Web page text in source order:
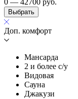
0 — 42700 руб.
Выбрать
Доп. комфорт
Мансарда
2 и более с/у
Видовая
Сауна
Джакузи